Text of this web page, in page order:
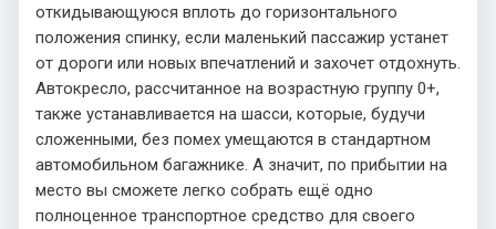
откидывающуюся вплоть до горизонтального
положения спинку, если маленький пассажир устанет
от дороги или новых впечатлений и захочет отдохнуть.
Автокресло, рассчитанное на возрастную группу 0+,
также устанавливается на шасси, которые, будучи
сложенными, без помех умещаются в стандартном
автомобильном багажнике. А значит, по прибытии на
место вы сможете легко собрать ещё одно
полноценное транспортное средство для своего